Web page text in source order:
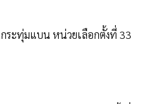
ระทุ่มแบน หน่วยเลือกตั้งที่ 33